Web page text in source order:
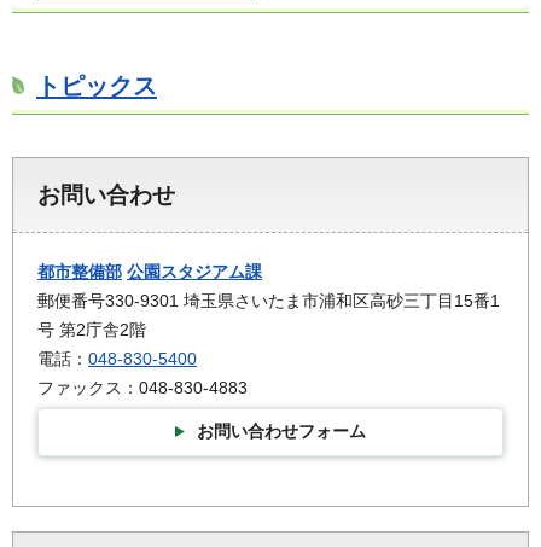
トピックス
お問い合わせ
都市整備部 公園スタジアム課
郵便番号330-9301 埼玉県さいたま市浦和区高砂三丁目15番1
号 第2庁舎2階
電話： 048-830-5400
ファックス：048-830-4883
お問い合わせフォーム